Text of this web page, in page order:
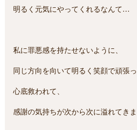
明るく元気にやってくれるなんて…
私に罪悪感を持たせないように、
同じ方向を向いて明るく笑顔で頑張
心底救われて、
感謝の気持ちが次から次に溢れてき